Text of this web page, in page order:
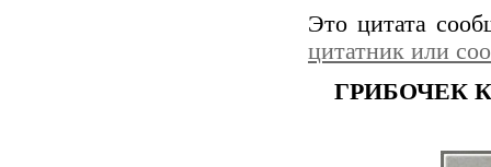
Это цитата
цитатник или
ГРИБОЧЕК